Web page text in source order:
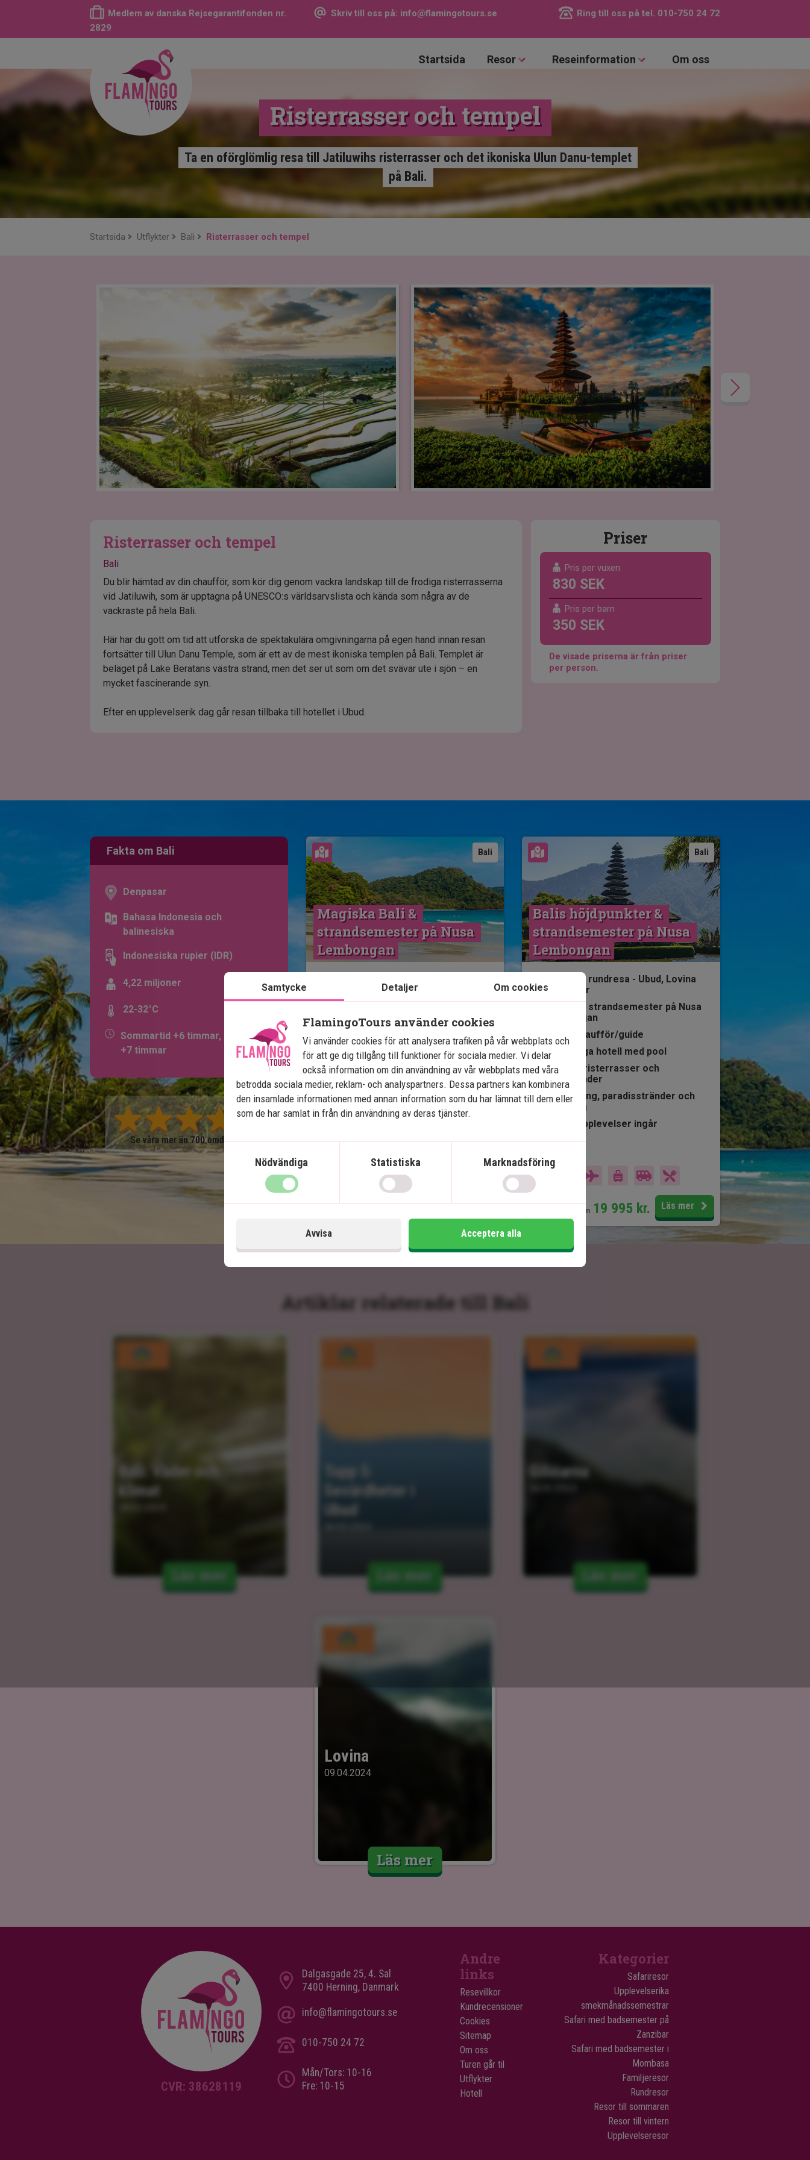
Medlem av danska Rejsegarantifonden nr.
2829
Skriv till oss på: info@flamingotours.se Ring till oss på tel. 010-750 24 72
Startsida Resor Reseinformation Om oss
Risterrasser och tempel
Ta en oförglömlig resa till Jatiluwihs risterrasser och det ikoniska Ulun Danu-templet
på Bali.
Startsida Utflykter Bali Risterrasser och tempel
Risterrasser och tempel
Bali
Du blir hämtad av din chaufför, som kör dig genom vackra landskap till de frodiga risterrasserna
vid Jatiluwih, som är upptagna på UNESCO:s världsarvslista och kända som några av de
vackraste på hela Bali.
Här har du gott om tid att utforska de spektakulära omgivningarna på egen hand innan resan
fortsätter till Ulun Danu Temple, som är ett av de mest ikoniska templen på Bali. Templet är
beläget på Lake Beratans västra strand, men det ser ut som om det svävar ute i sjön – en
mycket fascinerande syn.
Efter en upplevelserik dag går resan tillbaka till hotellet i Ubud.
Priser
Pris per vuxen
830 SEK
Pris per barn
350 SEK
De visade priserna är från priser
per person.
Fakta om Bali
Denpasar
Bahasa Indonesia och
balinesiska
Indonesiska rupier (IDR)
4,22 miljoner
22-32°C
Sommartid +6 timmar, vintertid
+7 timmar
Bali
Magiska Bali &
strandsemester på Nusa
Lembongan
4 nätters ö-semester på Nusa
4-stjärniga hotell med pool
Tempel, risfält, natur och kultur
Möjlighet till snorkling
Ö-atmosfär och underbara stränder
Många aktivitetsmöjligheter
Pris pr.
18 495 kr. Läs mer
Bali
Balis höjdpunkter &
strandsemester på Nusa
Lembongan
8 nätters rundresa - Ubud, Lovina
och Sanur
3 nätters strandsemester på Nusa
Lembongan
Privat chaufför/guide
4-stjärniga hotell med pool
Tempel, risterrasser och
lavastränder
Ö-stämning, paradisstränder och
snorkling
Många upplevelser ingår
Ingår i priset
Pris pr.
pers. från 19 995 kr. Läs mer
Artiklar relaterade till Bali
Bali: Väder och
klimat
Läs mer
Topp 5:
Sevärdheter i
Ubud
Läs mer
Giliöarna
Läs mer
Lovina
09.04.2024
Läs mer
Samtycke Detaljer Om cookies
FlamingoTours använder cookies
Vi använder cookies för att analysera trafiken på vår webbplats och
för att ge dig tillgång till funktioner för sociala medier. Vi delar
också information om din användning av vår webbplats med våra
betrodda sociala medier, reklam- och analyspartners. Dessa partners kan kombinera
den insamlade informationen med annan information som du har lämnat till dem eller
som de har samlat in från din användning av deras tjänster.
Nödvändiga Statistiska Marknadsföring
Avvisa Acceptera alla
CVR: 38628119
Dalgasgade 25, 4. Sal
7400 Herning, Danmark
info@flamingotours.se
010-750 24 72
Mån/Tors: 10-16
Fre: 10-15
Andre
links
Resevillkor
Kundrecensioner
Cookies
Sitemap
Om oss
Turen går til
Utflykter
Hotell
Kategorier
Safariresor
Upplevelserika
smekmånadssemestrar
Safari med badsemester på
Zanzibar
Safari med badsemester i
Mombasa
Familjeresor
Rundresor
Resor till sommaren
Resor till vintern
Upplevelseresor